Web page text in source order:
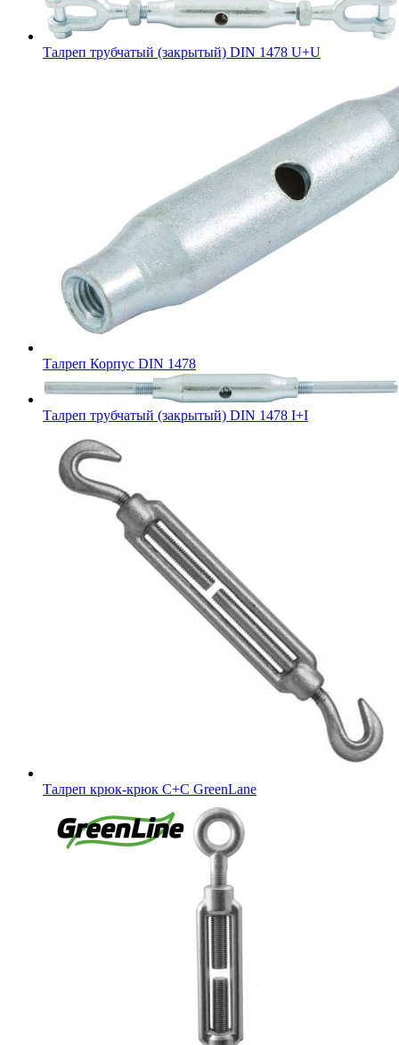
Талреп трубчатый (закрытый) DIN 1478 U+U
Талреп Корпус DIN 1478
Талреп трубчатый (закрытый) DIN 1478 I+I
Талреп крюк-крюк C+C GreenLane